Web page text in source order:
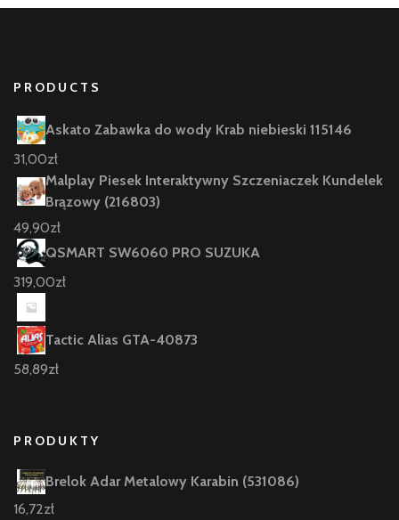
PRODUCTS
Askato Zabawka do wody Krab niebieski 115146
31,00zł
Malplay Piesek Interaktywny Szczeniaczek Kundelek
Brązowy (216803)
49,90zł
QSMART SW6060 PRO SUZUKA
319,00zł
Tactic Alias GTA-40873
58,89zł
PRODUKTY
Brelok Adar Metalowy Karabin (531086)
16,72zł